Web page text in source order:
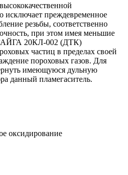
исключает преждевременное
резьбы, соответственно
при этом имея меньшие
20КЛ-002 (ДТК)
частиц в пределах своей
пороховых газов. Для
имеющуюся дульную
данный пламегаситель.
оксидирование